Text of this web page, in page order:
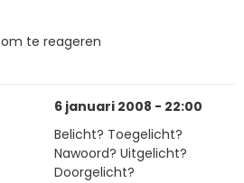
om te reageren
6 januari 2008 - 22:00
Belicht? Toegelicht?
Nawoord? Uitgelicht?
Doorgelicht?